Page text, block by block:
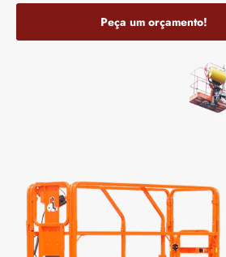
Peça um orçamento!